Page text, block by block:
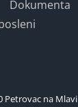
Dokumenta
Petrovac na Mlavi